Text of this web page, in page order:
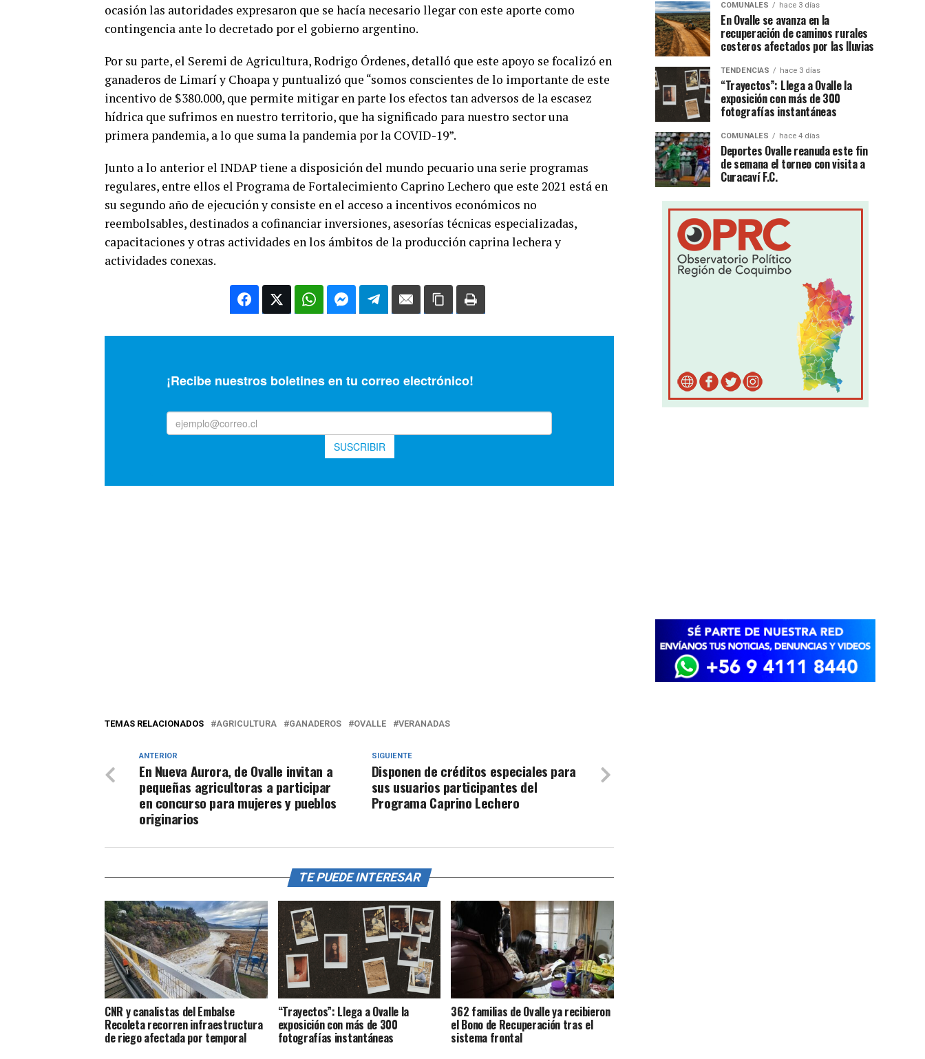
ocasión las autoridades expresaron que se hacía necesario llegar con este aporte como
contingencia ante lo decretado por el gobierno argentino.
Por su parte, el Seremi de Agricultura, Rodrigo Órdenes, detalló que este apoyo se focalizó en
ganaderos de Limarí y Choapa y puntualizó que “somos conscientes de lo importante de este
incentivo de $380.000, que permite mitigar en parte los efectos tan adversos de la escasez
hídrica que sufrimos en nuestro territorio, que ha significado para nuestro sector una
primera pandemia, a lo que suma la pandemia por la COVID-19”.
Junto a lo anterior el INDAP tiene a disposición del mundo pecuario una serie programas
regulares, entre ellos el Programa de Fortalecimiento Caprino Lechero que este 2021 está en
su segundo año de ejecución y consiste en el acceso a incentivos económicos no
reembolsables, destinados a cofinanciar inversiones, asesorías técnicas especializadas,
capacitaciones y otras actividades en los ámbitos de la producción caprina lechera y
actividades conexas.
TEMAS RELACIONADOS AGRICULTURA GANADEROS OVALLE VERANADAS
SIGUIENTE
Disponen de créditos especiales para
sus usuarios participantes del
Programa Caprino Lechero
ANTERIOR
En Nueva Aurora, de Ovalle invitan a
pequeñas agricultoras a participar
en concurso para mujeres y pueblos
originarios
TE PUEDE INTERESAR
CNR y canalistas del Embalse
Recoleta recorren infraestructura
de riego afectada por temporal
“Trayectos”: Llega a Ovalle la
exposición con más de 300
fotografías instantáneas
362 familias de Ovalle ya recibieron
el Bono de Recuperación tras el
sistema frontal
COMUNALES hace 3 días
En Ovalle se avanza en la
recuperación de caminos rurales
costeros afectados por las lluvias
TENDENCIAS hace 3 días
“Trayectos”: Llega a Ovalle la
exposición con más de 300
fotografías instantáneas
COMUNALES hace 4 días
Deportes Ovalle reanuda este fin
de semana el torneo con visita a
Curacaví F.C.